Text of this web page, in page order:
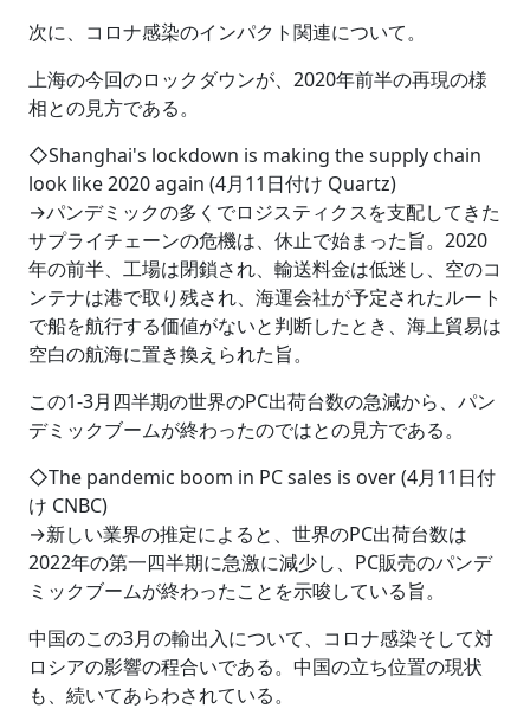
次に、コロナ感染のインパクト関連について。
上海の今回のロックダウンが、2020年前半の再現の様
相との見方である。
◇Shanghai's lockdown is making the supply chain
look like 2020 again (4月11日付け Quartz)
→パンデミックの多くでロジスティクスを支配してきた
サプライチェーンの危機は、休止で始まった旨。2020
年の前半、工場は閉鎖され、輸送料金は低迷し、空のコ
ンテナは港で取り残され、海運会社が予定されたルート
で船を航行する価値がないと判断したとき、海上貿易は
空白の航海に置き換えられた旨。
この1-3月四半期の世界のPC出荷台数の急減から、パン
デミックブームが終わったのではとの見方である。
◇The pandemic boom in PC sales is over (4月11日付
け CNBC)
→新しい業界の推定によると、世界のPC出荷台数は
2022年の第一四半期に急激に減少し、PC販売のパンデ
ミックブームが終わったことを示唆している旨。
中国のこの3月の輸出入について、コロナ感染そして対
ロシアの影響の程合いである。中国の立ち位置の現状
も、続いてあらわされている。